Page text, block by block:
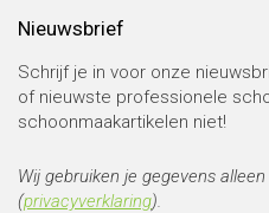
Nieuwsbrief
Schrijf je in voor onze
of nieuwste professionele
schoonmaakartikelen niet!
Wij gebruiken je gegevens
(privacyverklaring).